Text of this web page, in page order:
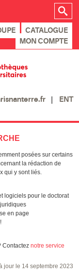
CATALOGUE
MON COMPTE
ENT
posées sur certains
la rédaction de
qui y sont liés.
logiciels pour le doctorat
en page
Contactez notre service
jour le 14 septembre 2023